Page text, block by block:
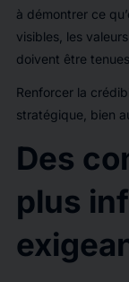
à démontrer ce
visibles, les
doivent être
Renforcer la
stratégique, bien
Des
plus